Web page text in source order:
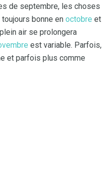
de septembre, les choses
bonne en octobre et
air se prolongera
est variable. Parfois,
et parfois plus comme